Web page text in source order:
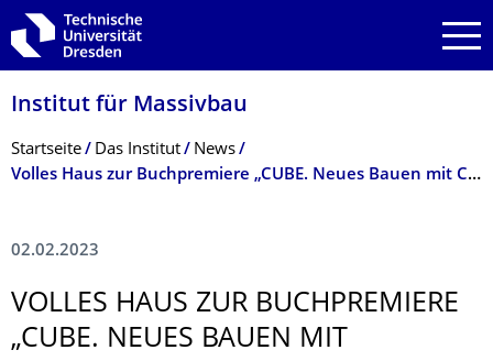
Zur Hauptnavigation springen
Zur Suche springen
Zum Inhalt springen
Institut für Massivbau
Breadcrumb-Menü
Startseite Das Institut
News
Volles Haus zur Buchpremiere „CUBE. Neues Bauen mit Carbonbeton.“
02.02.2023
VOLLES HAUS ZUR BUCHPREMIERE
„CUBE. NEUES BAUEN MIT